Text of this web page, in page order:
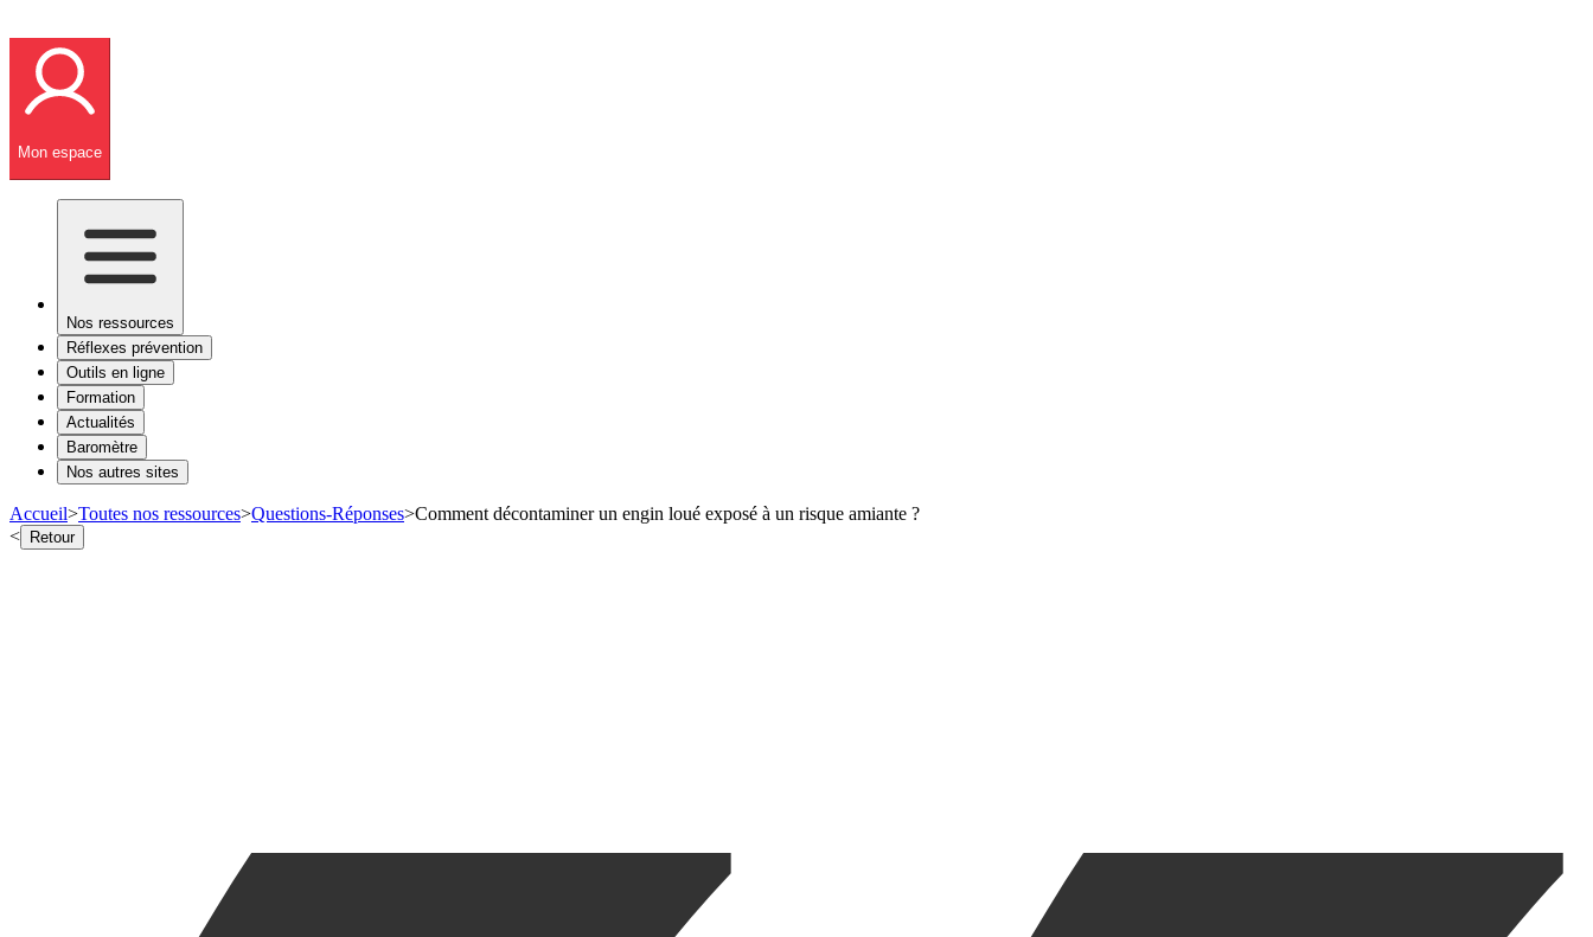
Mon espace
Nos ressources
Réflexes prévention
Outils en ligne
Formation
Actualités
Baromètre
Nos autres sites
Accueil>Toutes nos ressources>Questions-Réponses>Comment décontaminer un engin loué exposé à un risque amiante ?
< Retour